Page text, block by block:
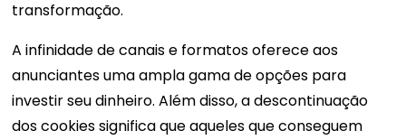
transformação.
A infinidade de canais e formatos oferece aos
anunciantes uma ampla gama de opções para
investir seu dinheiro. Além disso, a descontinuação
dos cookies significa que aqueles que conseguem